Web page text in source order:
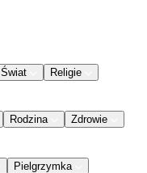
Świat
Religie
Rodzina
Zdrowie
Pielgrzymka